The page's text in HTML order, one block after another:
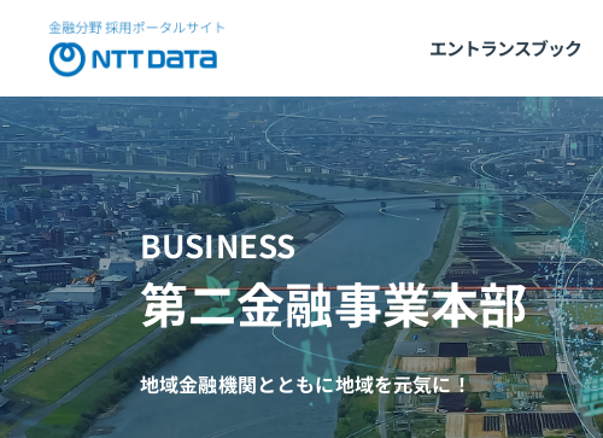
エントランスブック
BUSINESS
第二金融事業本部
地域金融機関とともに地域を元気に！